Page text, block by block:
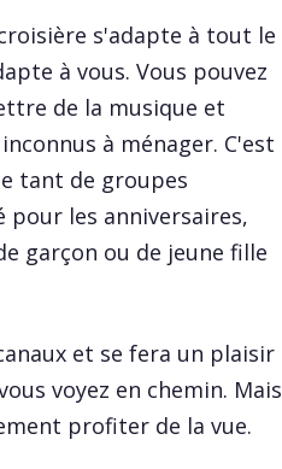
s'adapte à tout le
à vous. Vous pouvez
de la musique et
à ménager. C'est
tant de groupes
pour les anniversaires,
garçon ou de jeune fille
et se fera un plaisir
voyez en chemin. Mais
profiter de la vue.